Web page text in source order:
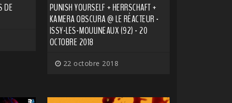
DE
PUNISH YOURSELF + HERRSCHAFT +
KAMERA OBSCURA @ LE RÉACTEUR -
ISSY-LES-MOULINEAUX (92) - 20
OCTOBRE 2018
22 octobre 2018